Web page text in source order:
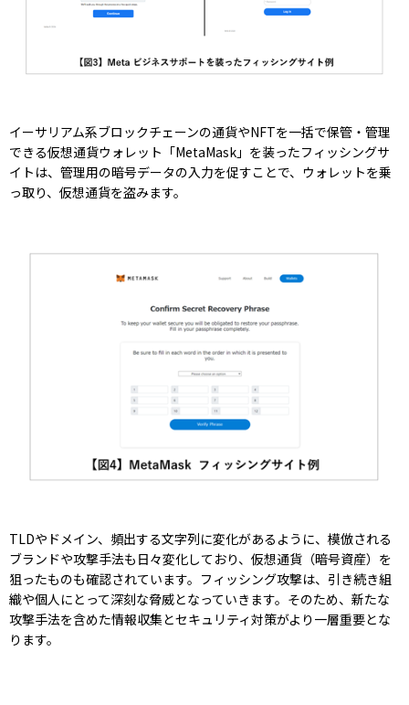
イーサリアム系ブロックチェーンの通貨やNFTを一括で保管・管理
できる仮想通貨ウォレット「MetaMask」を装ったフィッシングサ
イトは、管理用の暗号データの入力を促すことで、ウォレットを乗
っ取り、仮想通貨を盗みます。
TLDやドメイン、頻出する文字列に変化があるように、模倣される
ブランドや攻撃手法も日々変化しており、仮想通貨（暗号資産）を
狙ったものも確認されています。フィッシング攻撃は、引き続き組
織や個人にとって深刻な脅威となっていきます。そのため、新たな
攻撃手法を含めた情報収集とセキュリティ対策がより一層重要とな
ります。